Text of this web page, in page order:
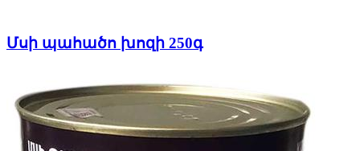
Մսի պահածո խոզի 250գ